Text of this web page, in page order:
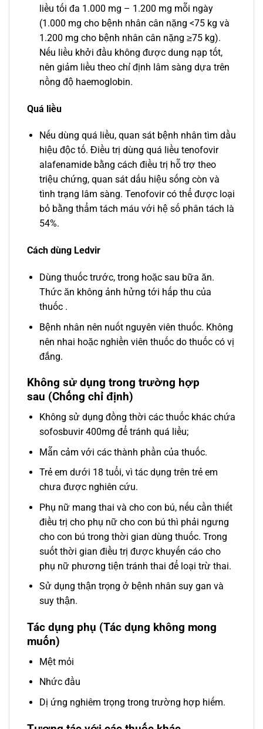
liều tối đa 1.000 mg – 1.200 mg mỗi ngày
(1.000 mg cho bệnh nhân cân nặng <75 kg và
1.200 mg cho bệnh nhân cân nặng ≥75 kg).
Nếu liều khởi đầu không được dung nạp tốt,
nên giảm liều theo chỉ định lâm sàng dựa trên
nồng độ haemoglobin.
Quá liều
Nếu dùng quá liều, quan sát bệnh nhân tìm dầu
hiệu độc tố. Điều trị dùng quá liều tenofovir
alafenamide bằng cách điều trị hỗ trợ theo
triệu chứng, quan sát dấu hiệu sống còn và
tình trạng lâm sàng. Tenofovir có thể được loại
bỏ bằng thẩm tách máu với hệ số phân tách là
54%.
Cách dùng Ledvir
Dùng thuốc trước, trong hoặc sau bữa ăn.
Thức ăn không ảnh hửng tới hấp thu của
thuốc .
Bệnh nhân nên nuốt nguyên viên thuốc. Không
nên nhai hoặc nghiền viên thuốc do thuốc có vị
đắng.
Không sử dụng trong trường hợp
sau (Chống chỉ định)
Không sử dụng đồng thời các thuốc khác chứa
sofosbuvir 400mg để tránh quá liều;
Mẫn cảm với các thành phần của thuốc.
Trẻ em dưới 18 tuổi, vì tác dụng trên trẻ em
chưa được nghiên cứu.
Phụ nữ mang thai và cho con bú, nếu cần thiết
điều trị cho phụ nữ cho con bú thì phải ngưng
cho con bú trong thời gian dùng thuốc. Trong
suốt thời gian điều trị được khuyến cáo cho
phụ nữ phương tiện tránh thai để loại trừ thai.
Sử dụng thận trọng ở bệnh nhân suy gan và
suy thận.
Tác dụng phụ (Tác dụng không mong
muốn)
Mệt mỏi
Nhức đầu
Dị ứng nghiêm trọng trong trường hợp hiếm.